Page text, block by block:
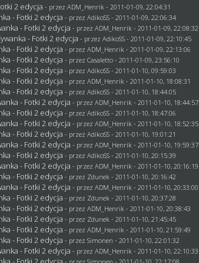
2 edycja - przezADM_Henrik - 2011-01-09, 22:04:31
- Fotki 2 edycja - przez AdikoSS - 2011-01-09, 22:06:34
- Fotki 2 edycja - przezADM_Henrik - 2011-01-09, 22:08:32
- Fotki 2 edycja - przez AdikoSS - 2011-01-09, 22:10:45
- Fotki 2 edycja - przezADM_Henrik - 2011-01-09, 22:13:06
- Fotki 2 edycja - przezCasaletto - 2011-01-09, 23:56:10
- Fotki 2 edycja - przez AdikoSS - 2011-01-10, 09:59:03
- Fotki 2 edycja - przezADM_Henrik - 2011-01-10, 18:08:31
- Fotki 2 edycja - przez AdikoSS - 2011-01-10, 18:44:05
- Fotki 2 edycja - przezADM_Henrik - 2011-01-10, 18:44:57
- Fotki 2 edycja - przez AdikoSS - 2011-01-10, 18:47:06
- Fotki 2 edycja - przezADM_Henrik - 2011-01-10, 18:52:35
- Fotki 2 edycja - przez AdikoSS - 2011-01-10, 19:01:21
- Fotki 2 edycja - przezADM_Henrik - 2011-01-10, 19:59:37
- Fotki 2 edycja - przez AdikoSS - 2011-01-10, 20:15:39
- Fotki 2 edycja - przezADM_Henrik - 2011-01-10, 20:16:19
- Fotki 2 edycja - przez Zdunek - 2011-01-10, 20:16:42
- Fotki 2 edycja - przezADM_Henrik - 2011-01-10, 20:33:00
- Fotki 2 edycja - przez Zdunek - 2011-01-10, 20:37:28
- Fotki 2 edycja - przezADM_Henrik - 2011-01-10, 20:38:43
- Fotki 2 edycja - przez Zdunek - 2011-01-10, 21:45:45
- Fotki 2 edycja - przezADM_Henrik - 2011-01-10, 21:59:49
- Fotki 2 edycja - przezSimonen - 2011-01-10, 22:01:32
- Fotki 2 edycja - przezADM_Henrik - 2011-01-10, 22:10:33